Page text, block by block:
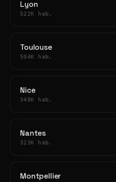
Lyon
522K hab.
Toulouse
504K hab.
Nice
348K hab.
Nantes
323K hab.
Montpellier